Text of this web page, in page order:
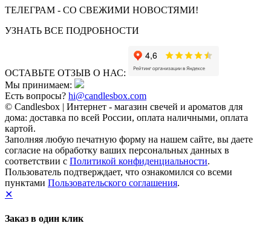
ТЕЛЕГРАМ - СО СВЕЖИМИ НОВОСТЯМИ!
УЗНАТЬ ВСЕ ПОДРОБНОСТИ
ОСТАВЬТЕ ОТЗЫВ О НАС:
Мы принимаем:
Есть вопросы? hi@candlesbox.com
© Candlesbox | Интернет - магазин свечей и ароматов для
дома: доставка по всей России, оплата наличными, оплата
картой.
Заполняя любую печатную форму на нашем сайте, вы даете
согласие на обработку ваших персональных данных в
соответствии с Политикой конфиденциальности.
Пользователь подтверждает, что ознакомился со всеми
пунктами Пользовательского соглашения.
✕
Заказ в один клик